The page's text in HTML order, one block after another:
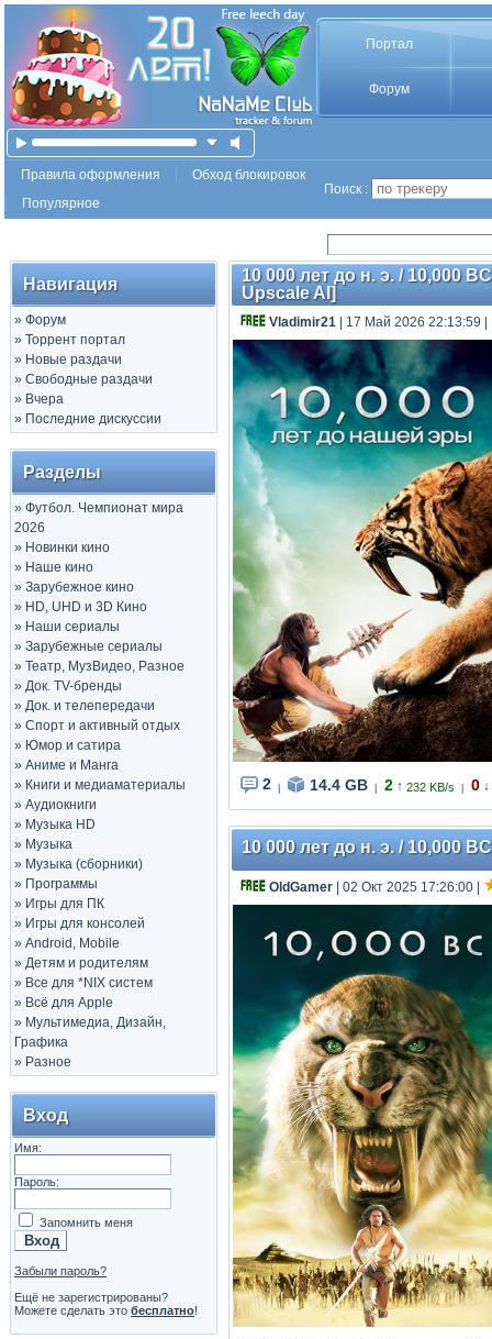
Портал
Форум
Правила оформления
Обход блокировок
Популярное
Поиск :
Навигация
» Форум
» Торрент портал
» Новые раздачи
» Свободные раздачи
» Вчера
» Последние дискуссии
Разделы
» Футбол. Чемпионат мира
2026
» Новинки кино
» Наше кино
» Зарубежное кино
» HD, UHD и 3D Кино
» Наши сериалы
» Зарубежные сериалы
» Театр, МузВидео, Разное
» Док. TV-бренды
» Док. и телепередачи
» Спорт и активный отдых
» Юмор и сатира
» Аниме и Манга
» Книги и медиаматериалы
» Аудиокниги
» Музыка HD
» Музыка
» Музыка (сборники)
» Программы
» Игры для ПК
» Игры для консолей
» Android, Mobile
» Детям и родителям
» Все для *NIX систем
» Всё для Apple
» Мультимедиа, Дизайн,
Графика
» Разное
Вход
Имя:
Пароль:
Запомнить меня
Забыли пароль?
Ещё не зарегистрированы?
Можете сделать это бесплатно!
10 000 лет до н. э. / 10,000
Upscale AI]
Vladimir21 | 17 Май 2026 22:13:59
2 14.4 GB 2 ↑ 232 KB/s 0 ↓
10 000 лет до н. э. / 10,000
OldGamer | 02 Окт 2025 17:26:00